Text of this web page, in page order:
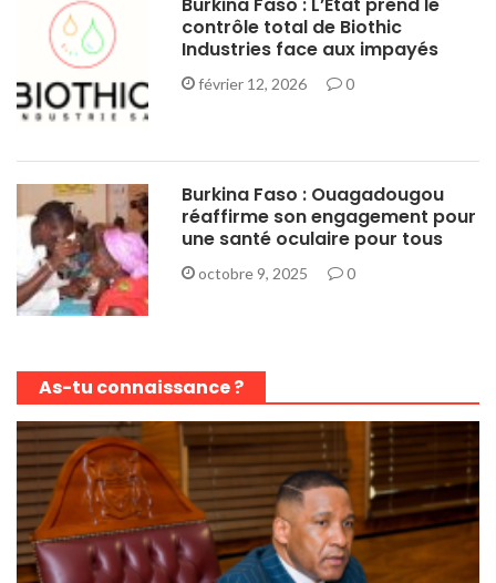
Burkina Faso : L’État prend le
contrôle total de Biothic
Industries face aux impayés
février 12, 2026 0
Burkina Faso : Ouagadougou
réaffirme son engagement pour
une santé oculaire pour tous
octobre 9, 2025 0
As-tu connaissance ?